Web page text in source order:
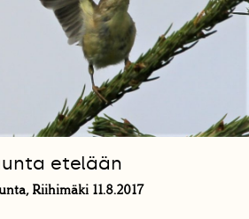
etelään
Riihimäki 11.8.2017